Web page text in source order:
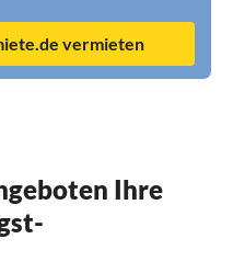
vermieten
Ihre